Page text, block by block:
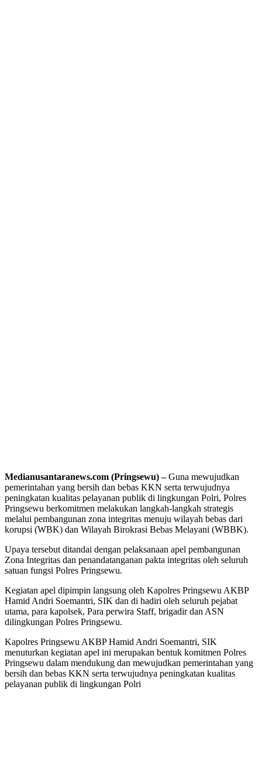
Medianusantaranews.com (Pringsewu) –Guna mewujudkan
pemerintahan yang bersih dan bebas KKN serta terwujudnya
peningkatan kualitas pelayanan publik di lingkungan Polri, Polres
Pringsewu berkomitmen melakukan langkah-langkah strategis
melalui pembangunan zona integritas menuju wilayah bebas dari
korupsi (WBK) dan Wilayah Birokrasi Bebas Melayani (WBBK).
Upaya tersebut ditandai dengan pelaksanaan apel pembangunan
Zona Integritas dan penandatanganan pakta integritas oleh seluruh
satuan fungsi Polres Pringsewu.
Kegiatan apel dipimpin langsung oleh Kapolres Pringsewu AKBP
Hamid Andri Soemantri, SIK dan di hadiri oleh seluruh pejabat
utama, para kapolsek, Para perwira Staff, brigadir dan ASN
dilingkungan Polres Pringsewu.
Kapolres Pringsewu AKBP Hamid Andri Soemantri, SIK
menuturkan kegiatan apel ini merupakan bentuk komitmen Polres
Pringsewu dalam mendukung dan mewujudkan pemerintahan yang
bersih dan bebas KKN serta terwujudnya peningkatan kualitas
pelayanan publik di lingkungan Polri